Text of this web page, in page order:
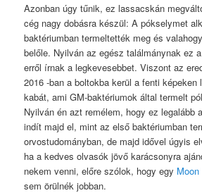
Azonban úgy tűnik, ez lassacskán
cég nagy dobásra készül: A pókselymet
baktériumban termeltették meg és
belőle. Nyilván az egész találmánynak ez
erről írnak a legkevesebbet. Viszont az
2016 -ban a boltokba kerül a fenti képeken
kabát, ami GM-baktériumok által termelt
Nyilván én azt remélem, hogy ez legalább
indít majd el, mint az első baktériumban
orvostudományban, de majd idővel úgyis
ha a kedves olvasók jövő karácsonyra
nekem venni, előre szólok, hogy egy
sem örülnék jobban.